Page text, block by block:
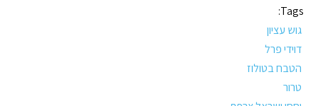
Tags:
גוש עציון
דוידי פרל
הטבח בטולוז
טרור